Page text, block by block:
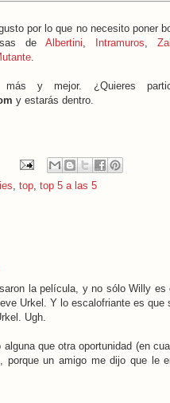
por lo que no necesito poner
de Albertini, Intramuros,
.
y mejor. ¿Quieres
y estarás dentro.
, top, top 5 a las 5
la película, y no sólo Willy
Urkel. Y lo escalofriante es
Ugh.
que otra oportunidad (en
porque un amigo me dijo que le